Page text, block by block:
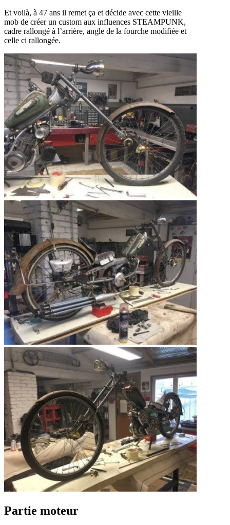
Et voilà, à 47 ans il remet ça et décide avec cette vieille
mob de créer un custom aux influences STEAMPUNK,
cadre rallongé à l’arrière, angle de la fourche modifiée et
celle ci rallongée.
Partie moteur